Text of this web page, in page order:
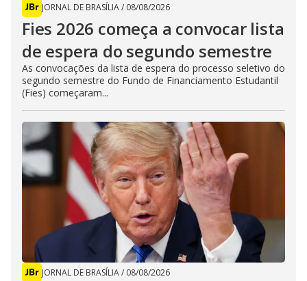
JORNAL DE BRASÍLIA/ 08/08/2026
Fies 2026 começa a convocar lista
de espera do segundo semestre
As convocações da lista de espera do processo seletivo do
segundo semestre do Fundo de Financiamento Estudantil
(Fies) começaram...
JORNAL DE BRASÍLIA/ 08/08/2026